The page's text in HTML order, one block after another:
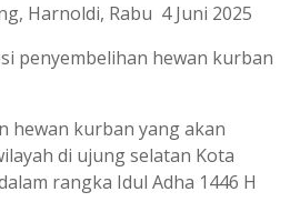
Harnoldi, Rabu 4 Juni 2025
penyembelihan hewan kurban
hewan kurban yang akan
di ujung selatan Kota
rangka Idul Adha 1446 H